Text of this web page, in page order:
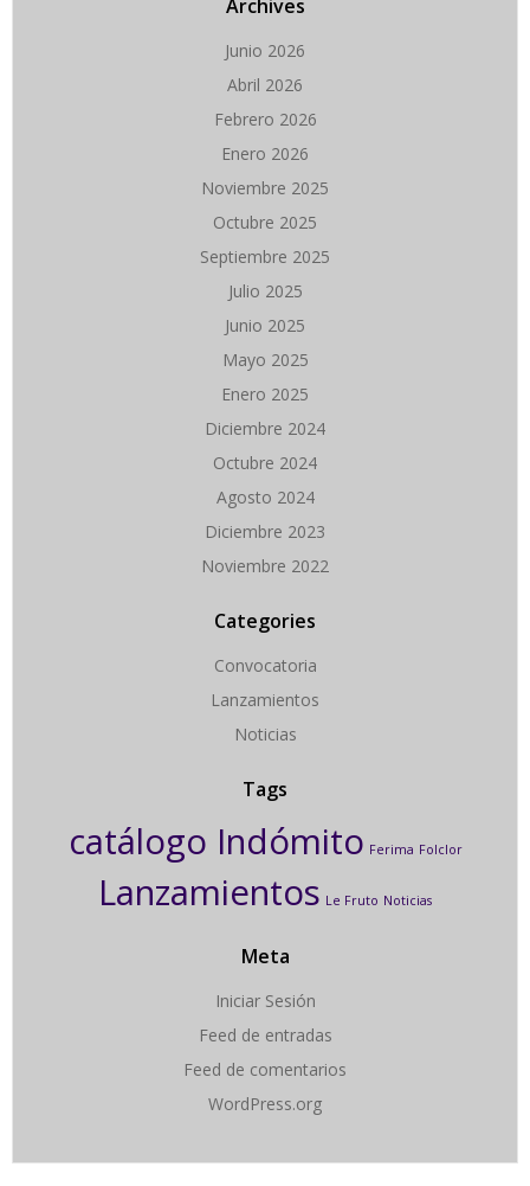
Archives
Junio 2026
Abril 2026
Febrero 2026
Enero 2026
Noviembre 2025
Octubre 2025
Septiembre 2025
Julio 2025
Junio 2025
Mayo 2025
Enero 2025
Diciembre 2024
Octubre 2024
Agosto 2024
Diciembre 2023
Noviembre 2022
Categories
Convocatoria
Lanzamientos
Noticias
Tags
catálogo Indómito Ferima Folclor
Lanzamientos Le Fruto Noticias
Meta
Iniciar Sesión
Feed de entradas
Feed de comentarios
WordPress.org